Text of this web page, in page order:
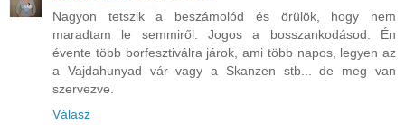
Nagyon tetszik a beszámolód és örülök, hogy nem
maradtam le semmiről. Jogos a bosszankodásod. Én
évente több borfesztiválra járok, ami több napos, legyen az
a Vajdahunyad vár vagy a Skanzen stb... de meg van
szervezve.
Válasz